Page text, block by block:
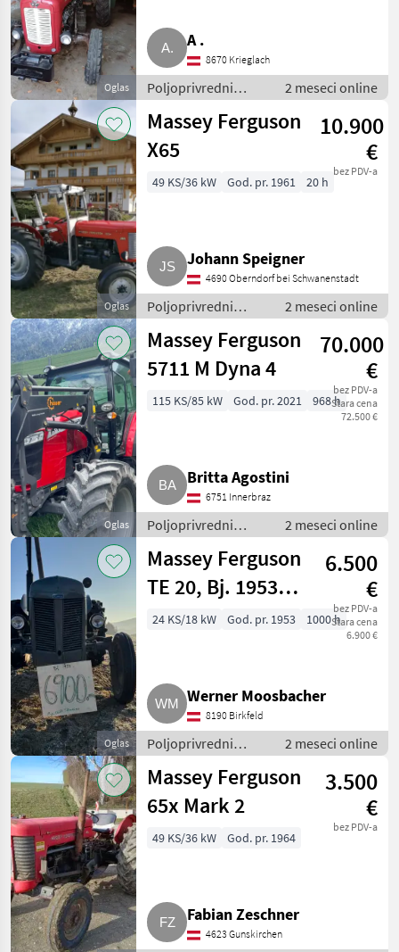
Prikaži
sve
(51)
MARKETPLACE
Marketplace
Ponude
trgovaca
Oglas
A .
8670 Krieglach
Poljoprivredni
motorni strojevi /
Dvorišni utovarivači
2 meseci online
Oglas
Massey Ferguson
X65
10.900
€
bez PDV-a
49 KS/36 kW God. pr. 1961 20 h
Johann Speigner
4690 Oberndorf bei Schwanenstadt
Poljoprivredni
motorni strojevi /
Dvorišni utovarivači
2 meseci online
Oglas
Massey Ferguson
5711 M Dyna 4
70.000
€
bez PDV-a
Stara cena
72.500 €
115 KS/85 kW God. pr. 2021 968 h
Britta Agostini
6751 Innerbraz
Poljoprivredni
motorni strojevi /
Dvorišni utovarivači
2 meseci online
Oglas
Massey Ferguson
TE 20, Bj. 1953,
Benzinmotor
6.500
€
bez PDV-a
Stara cena
6.900 €
24 KS/18 kW God. pr. 1953 1000 h
Werner Moosbacher
8190 Birkfeld
Poljoprivredni
motorni strojevi /
Dvorišni utovarivači
2 meseci online
Massey Ferguson
65x Mark 2
3.500
€
bez PDV-a
49 KS/36 kW God. pr. 1964
Fabian Zeschner
4623 Gunskirchen